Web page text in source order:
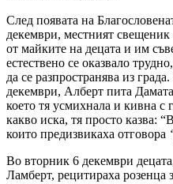
След появата на
декември, местният
от майките на децата и им
естествено се оказвало
да се разпространява из
декември, Алберт пита
което тя усмихнала и кивна с
какво иска, тя просто казва:
които предизвикаха отговора
Во вторник 6 декември
Ламберт, рецитираха розенца